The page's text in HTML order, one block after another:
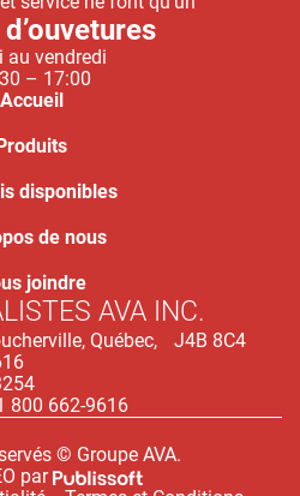
au vendredi
– 17:00
Accueil
Produits
disponibles
de nous
joindre
AVA INC.
Québec, J4B 8C4
800 662-9616
© Groupe AVA.
par